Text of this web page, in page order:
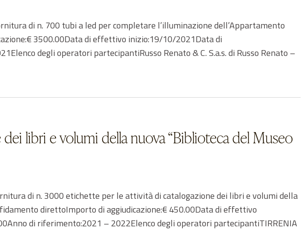
di n. 700 tubi a led per completare l’illuminazione dell’Appartamento
3500.00Data di effettivo inizio:19/10/2021Data di
degli operatori partecipantiRusso Renato & C. S.a.s. di Russo Renato –
libri e volumi della nuova “Biblioteca del Museo
di n. 3000 etichette per le attività di catalogazione dei libri e volumi della
direttoImporto di aggiudicazione:€ 450.00Data di effettivo
di riferimento:2021 – 2022Elenco degli operatori partecipantiTIRRENIA